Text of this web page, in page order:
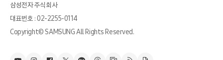
삼성전자 주식회사
대표번호 : 02-2255-0114
Copyright© SAMSUNG All Rights Reserved.